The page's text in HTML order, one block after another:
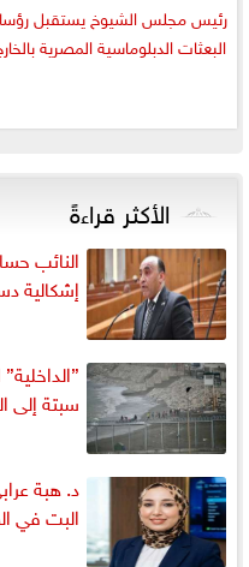
رئيس مجلس الشيوخ يستقبل
البعثات الدبلوماسية المصرية
الأكثر قراءةً
النائب
إشكالية
سبتة إلى
د. هبة
البت في